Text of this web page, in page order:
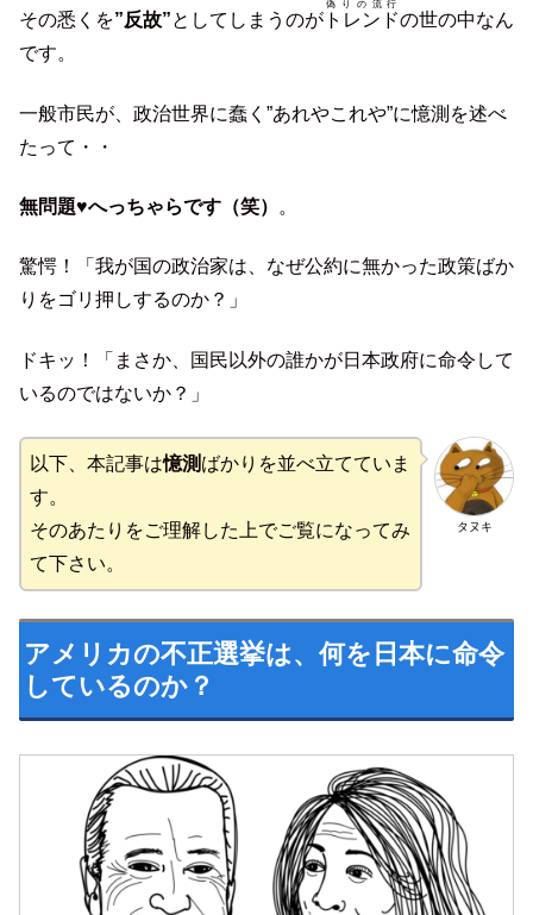
その悉くを”反故”としてしまうのが トレンド
偽りの流行
の世の中なん
です。
一般市民が、政治世界に蠢く”あれやこれや”に憶測を述べ
たって・・
無問題♥へっちゃらです（笑） 。
驚愕！「我が国の政治家は、なぜ公約に無かった政策ばか
りをゴリ押しするのか？」
ドキッ！「まさか、国民以外の誰かが日本政府に命令して
いるのではないか？」
タヌキ
以下、本記事は憶測 ばかりを並べ立てていま
す。
そのあたりをご理解した上でご覧になってみ
て下さい。
アメリカの不正選挙は、何を日本に命令
しているのか？